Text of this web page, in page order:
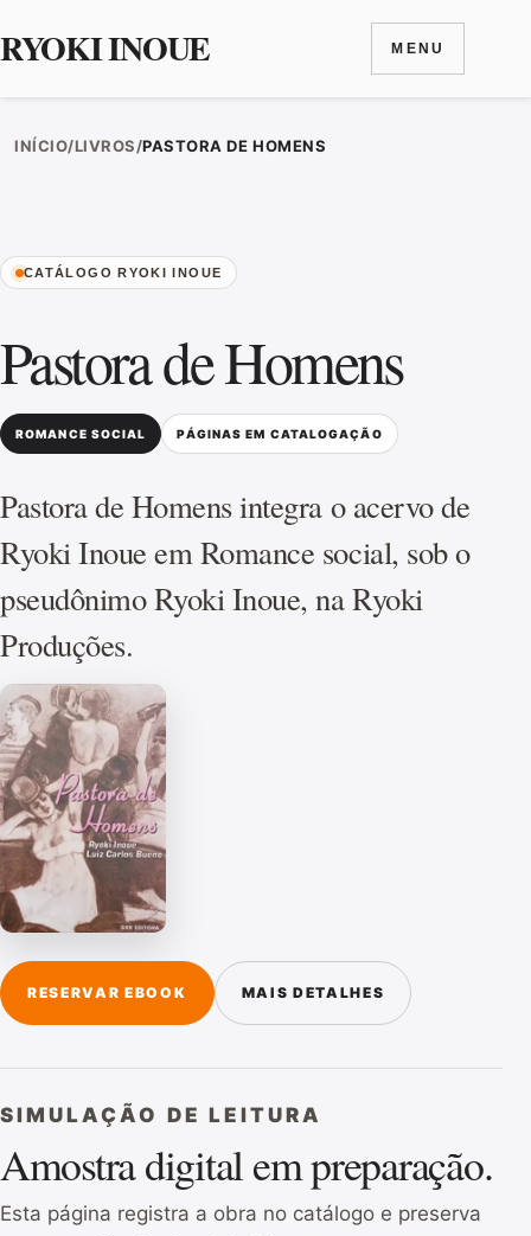
RYOKI INOUE MENU
INÍCIO/LIVROS/PASTORA DE HOMENS
CATÁLOGO RYOKI INOUE
Pastora de Homens
ROMANCE SOCIAL PÁGINAS EM CATALOGAÇÃO
Pastora de Homens integra o acervo de
Ryoki Inoue em Romance social, sob o
pseudônimo Ryoki Inoue, na Ryoki
Produções.
RESERVAR EBOOK MAIS DETALHES
SIMULAÇÃO DE LEITURA
Amostra digital em preparação.
Esta página registra a obra no catálogo e preserva